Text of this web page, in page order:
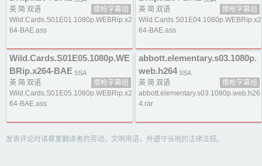
英 简 双语
擦枪字幕组
Wild.Cards.S01E01.1080p.WEBRip.x2
64-BAE.ass
英 简 双语
擦枪字幕组
Wild.Cards.S01E04.1080p.WEBRip.x2
64-BAE.ass
Wild.Cards.S01E05.1080p.WE
BRip.x264-BAE SSA
英 简 双语
擦枪字幕组
Wild.Cards.S01E05.1080p.WEBRip.x2
64-BAE.ass
abbott.elementary.s03.1080p.
web.h264 SSA
英 简 双语
擦枪字幕组
abbott.elementary.s03.1080p.web.h26
4.rar
发表评论时请尊重翻译者的劳动，文明用语，并遵守当地的法律法规。